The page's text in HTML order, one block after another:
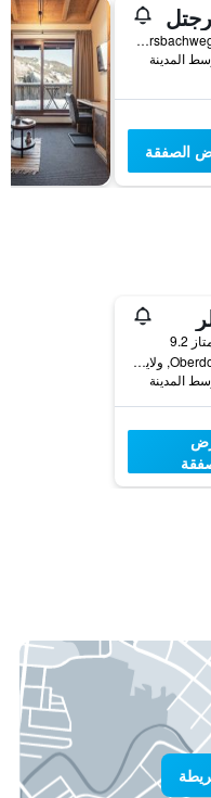
Löhnersbachweg 102, Saalbach, ولاية سالزبورغ, النمسا
الصفقة
9.2
Oberdorf 39, Saalbach, ولاية سالزبورغ, النمسا